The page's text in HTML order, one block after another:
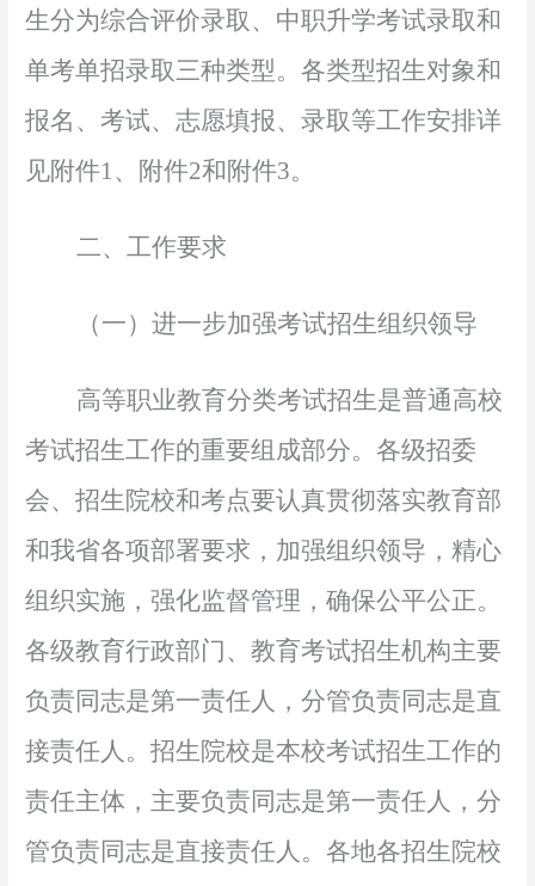
生分为综合评价录取、中职升学考试录取和
单考单招录取三种类型。各类型招生对象和
报名、考试、志愿填报、录取等工作安排详
见附件1、附件2和附件3。
二、工作要求
（一）进一步加强考试招生组织领导
高等职业教育分类考试招生是普通高校
考试招生工作的重要组成部分。各级招委
会、招生院校和考点要认真贯彻落实教育部
和我省各项部署要求，加强组织领导 ，精心
组织实施，强化监督管理，确保公平公正。
各级教育行政部门、教育考试招生机构主要
负责同志是第一责任人，分管负责同志是直
接责任人。招生院校是本校考试招生工作的
责任主体，主要负责同志是第一责任人，分
管负责同志是直接责任人。各地各招生院校